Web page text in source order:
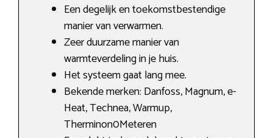
Een degelijk en toekomstbestendige
manier van verwarmen.
Zeer duurzame manier van
warmteverdeling in je huis.
Het systeem gaat lang mee.
Bekende merken: Danfoss, Magnum, e-
Heat, Technea, Warmup,
Therminon0Meteren